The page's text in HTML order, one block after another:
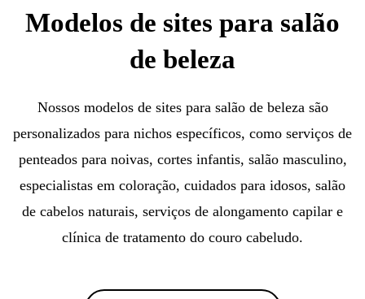
Modelos de sites para salão
de beleza
Nossos modelos de sites para salão de beleza são
personalizados para nichos específicos, como serviços de
penteados para noivas, cortes infantis, salão masculino,
especialistas em coloração, cuidados para idosos, salão
de cabelos naturais, serviços de alongamento capilar e
clínica de tratamento do couro cabeludo.